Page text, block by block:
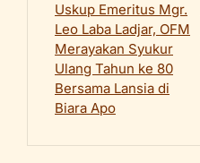
Uskup Emeritus Mgr.
Leo Laba Ladjar, OFM
Merayakan Syukur
Ulang Tahun ke 80
Bersama Lansia di
Biara Apo